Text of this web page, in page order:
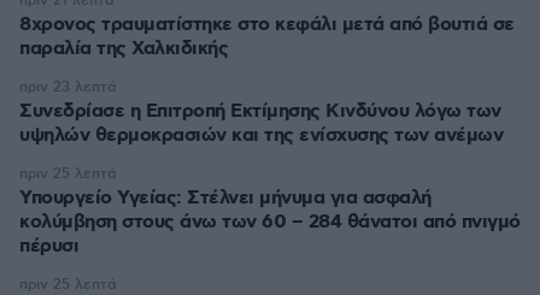
8χρονος τραυματίστηκε στο κεφάλι μετά από βουτιά σε
παραλία της Χαλκιδικής
Συνεδρίασε η Επιτροπή Εκτίμησης Κινδύνου λόγω των
υψηλών θερμοκρασιών και της ενίσχυσης των ανέμων
πριν 23 λεπτά
Υπουργείο Υγείας: Στέλνει μήνυμα για ασφαλή
κολύμβηση στους άνω των 60 – 284 θάνατοι από πνιγμό
πέρυσι
πριν 25 λεπτά
πριν 25 λεπτά